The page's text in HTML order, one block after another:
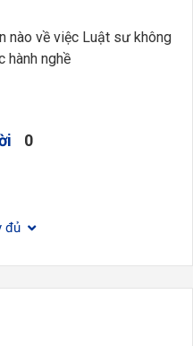
nào về việc Luật sư không
hành nghề
0
đủ